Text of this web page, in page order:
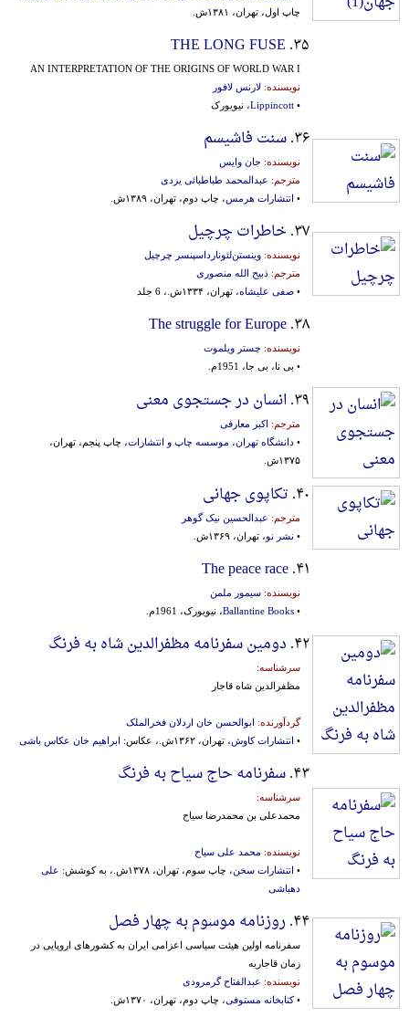
چاپ اول، تهران، ۱۳۸۱ش.
۳۵. THE LONG FUSE
AN INTERPRETATION OF THE ORIGINS OF WORLD WAR I
نویسنده: لارنس لافور
•
Lippincott، نیویورک
۳۶. سنت فاشیسم
نویسنده: جان وایس
مترجم: عبدالمحمد طباطبائی یزدی
• انتشارات هرمس، چاپ دوم، تهران، ۱۳۸۹ش.
۳۷. خاطرات چرچیل
نویسنده: وینستن‌لئونارداسپنسر چرچیل
مترجم: ذبیح الله منصوری
• صفی علیشاه، تهران، ۱۳۳۴ش.، 6 جلد
۳۸. The struggle for Europe
نویسنده: چستر ویلموت
• بی نا، بی جا، 1951م.
۳۹. انسان در جستجوی معنی
مترجم: اکبر معارفی
• دانشگاه تهران، موسسه چاپ و انتشارات، چاپ پنجم، تهران،
۱۳۷۵ش.
۴۰. تکاپوی جهانی
مترجم: عبدالحسین نیک گوهر
• نشر نو، تهران، ۱۳۶۹ش.
۴۱. The peace race
نویسنده: سیمور ملمن
•
Ballantine Books، نیویورک، 1961م.
۴۲. دومین سفرنامه مظفرالدین شاه به فرنگ
سرشناسه:
مظفرالدین شاه قاجار
گردآورنده: ابوالحسن خان اردلان فخرالملک
• انتشارات کاوش، تهران، ۱۳۶۲ش.، عکاس: ابراهیم خان عکاس باشی
۴۳. سفرنامه حاج سیاح به فرنگ
سرشناسه:
محمدعلی بن محمدرضا سیاح
نویسنده: محمد علی سیاح
• انتشارات سخن، چاپ سوم، تهران، ۱۳۷۸ش.، به کوشش:
علی
دهباشی
۴۴. روزنامه موسوم به چهار فصل
سفرنامه اولین هیئت سیاسی اعزامی ایران به کشورهای اروپایی در
زمان قاجاریه
نویسنده: عبدالفتاح گرمرودی
•کتابخانه مستوفی، چاپ دوم، تهران، ۱۳۷۰ش.